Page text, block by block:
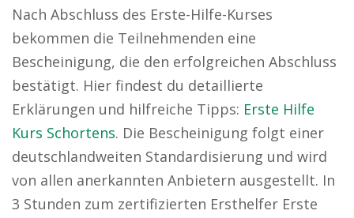
Nach Abschluss des Erste-Hilfe-Kurses
bekommen die Teilnehmenden eine
Bescheinigung, die den erfolgreichen Abschluss
bestätigt. Hier findest du detaillierte
Erklärungen und hilfreiche Tipps: Erste Hilfe
Kurs Schortens. Die Bescheinigung folgt einer
deutschlandweiten Standardisierung und wird
von allen anerkannten Anbietern ausgestellt. In
3 Stunden zum zertifizierten Ersthelfer Erste